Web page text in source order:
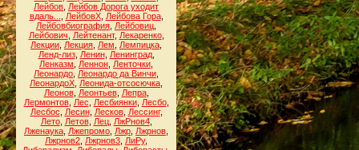
Лейбов Лейбов Дорога уходит
вдаль...
ЛейбовХ, Лейбова Гора,
Лейбовбиография Лейбовиц
Лейбович
Лейтенант, Лекаренко,
Лекции Лекция Лем Лемпицка
Ленд-лиз, Ленин, Ленинград,
Ленказм
Леннон Ленточки
Леонардо Леонардо да Винчи
ЛеонардоХ Леонида-отсосючка
Леонов, Леонтьев, Лепра,
Лермонтов, Лес Лесбиянки, Лесбо,
Лесбос
Лесин, Лесков, Лессинг,
Лето, Летов, Лец, ЛжРнов4,
Лженаука Лжепромо Лжр Лжрнов
Лжрнов2 Лжрнов3 ЛиРу,